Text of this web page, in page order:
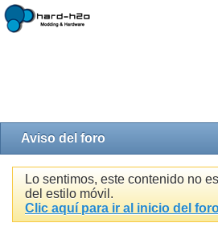
Aviso del foro
Lo sentimos, este contenido no
del estilo móvil.
Clic aquí para ir al inicio del